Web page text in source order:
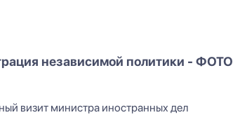
независимой политики - ФОТО
визит министра иностранных дел